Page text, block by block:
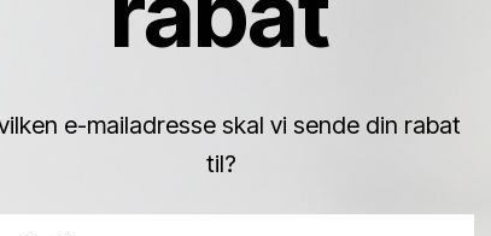
e-mailadresse skal vi sende din rabat
til?